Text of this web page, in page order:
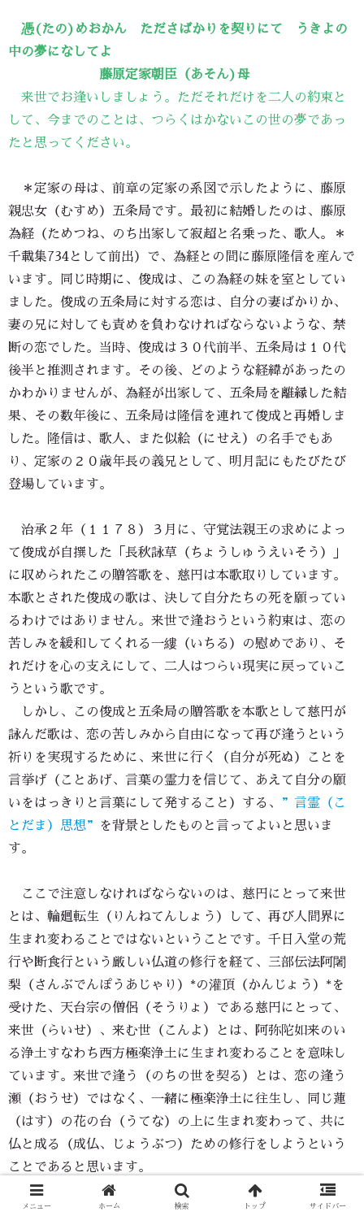
憑(たの)めおかん たださばかりを契りにて うきよの
中の夢になしてよ
藤原定家朝臣（あそん)母
来世でお逢いしましょう。ただそれだけを二人の約束と
して、今までのことは、つらくはかないこの世の夢であっ
たと思ってください。
＊定家の母は、前章の定家の系図で示したように、藤原
親忠女（むすめ）五条局です。最初に結婚したのは、藤原
為経（ためつね、のち出家して寂超と名乗った、歌人。＊
千載集734として前出）で、為経との間に藤原隆信を産んで
います。同じ時期に、俊成は、この為経の妹を室としてい
ました。俊成の五条局に対する恋は、自分の妻ばかりか、
妻の兄に対しても責めを負わなければならないような、禁
断の恋でした。当時、俊成は３０代前半、五条局は１０代
後半と推測されます。その後、どのような経緯があったの
かわかりませんが、為経が出家して、五条局を離縁した結
果、その数年後に、五条局は隆信を連れて俊成と再婚しま
した。隆信は、歌人、また似絵（にせえ）の名手でもあ
り、定家の２０歳年長の義兄として、明月記にもたびたび
登場しています。
治承２年（１１７８）３月に、守覚法親王の求めによっ
て俊成が自撰した「長秋詠草（ちょうしゅうえいそう）」
に収められたこの贈答歌を、慈円は本歌取りしています。
本歌とされた俊成の歌は、決して自分たちの死を願ってい
るわけではありません。来世で逢おうという約束は、恋の
苦しみを緩和してくれる一縷（いちる）の慰めであり、そ
れだけを心の支えにして、二人はつらい現実に戻っていこ
うという歌です。
しかし、この俊成と五条局の贈答歌を本歌として慈円が
詠んだ歌は、恋の苦しみから自由になって再び逢うという
祈りを実現するために、来世に行く（自分が死ぬ）ことを
言挙げ（ことあげ、言葉の霊力を信じて、あえて自分の願
いをはっきりと言葉にして発すること）する、
”言霊（こ
とだま）思想”
を背景としたものと言ってよいと思いま
す。
ここで注意しなければならないのは、慈円にとって来世
とは、輪廻転生（りんねてんしょう）して、再び人間界に
生まれ変わることではないということです。千日入堂の荒
行や断食行という厳しい仏道の修行を経て、三部伝法阿闍
梨（さんぶでんぽうあじゃり）*の灌頂（かんじょう）*を
受けた、天台宗の僧侶（そうりょ）である慈円にとって、
来世（らいせ）、来む世（こんよ）とは、阿弥陀如来のい
る浄土すなわち西方極楽浄土に生まれ変わることを意味し
ています。来世で逢う（のちの世を契る）とは、恋の逢う
瀬（おうせ）ではなく、一緒に極楽浄土に往生し、同じ蓮
（はす）の花の台（うてな）の上に生まれ変わって、共に
仏と成る（成仏、じょうぶつ）ための修行をしようという
ことであると思います。
*阿闍梨は、弟子を教え指導することを許された師範の位を
持つ高僧のこと。
メニュー ホーム 検索 トップ サイドバー